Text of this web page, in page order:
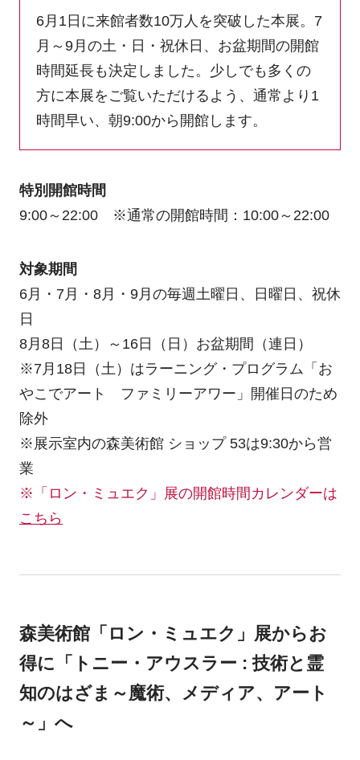
6月1日に来館者数10万人を突破した本展。7
月～9月の土・日・祝休日、お盆期間の開館
時間延長も決定しました。少しでも多くの
方に本展をご覧いただけるよう、通常より1
時間早い、朝9:00から開館します。
特別開館時間
9:00～22:00 ※通常の開館時間：10:00～22:00
対象期間
6月・7月・8月・9月の毎週土曜日、日曜日、祝休
日
8月8日（土）～16日（日）お盆期間（連日）
※7月18日（土）はラーニング・プログラム「お
やこでアート ファミリーアワー」開催日のため
除外
※展示室内の森美術館 ショップ 53は9:30から営
業
※「ロン・ミュエク」展の開館時間カレンダーは
こちら
森美術館「ロン・ミュエク」展からお
得に「トニー・アウスラー : 技術と霊
知のはざま～魔術、メディア、アート
～」へ